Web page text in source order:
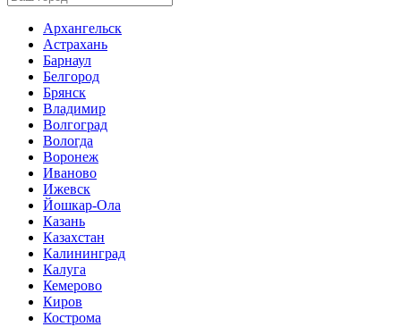
Архангельск
Астрахань
Барнаул
Белгород
Брянск
Владимир
Волгоград
Вологда
Воронеж
Иваново
Ижевск
Йошкар-Ола
Казань
Казахстан
Калининград
Калуга
Кемерово
Киров
Кострома